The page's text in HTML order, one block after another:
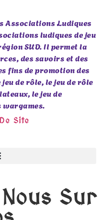
Associations Ludiques
ludiques de jeu
SUD. Il permet la
des savoirs et des
fins de promotion des
de rôle, le jeu de rôle
le jeu de
wargames.
Site
Sur